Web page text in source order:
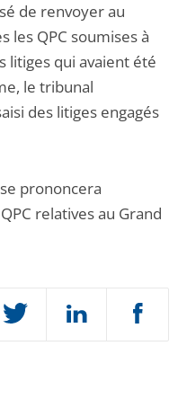
de renvoyer au
les QPC soumises à
litiges qui avaient été
le tribunal
des litiges engagés
prononcera
relatives au Grand